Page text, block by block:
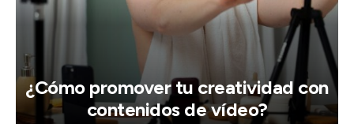
¿Cómo promover tu creatividad con
contenidos de vídeo?